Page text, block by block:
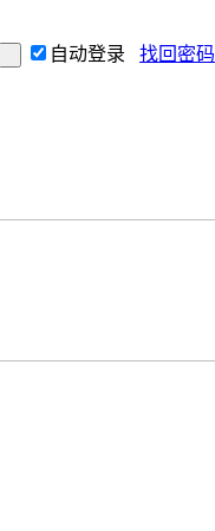
自动登录 找回密码